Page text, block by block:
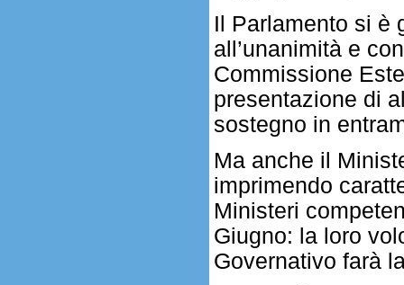
Il Parlamento si è
all’unanimità e
Commissione
presentazione di
sostegno in
Ma anche il
imprimendo
Ministeri
Giugno: la loro
Governativo farà